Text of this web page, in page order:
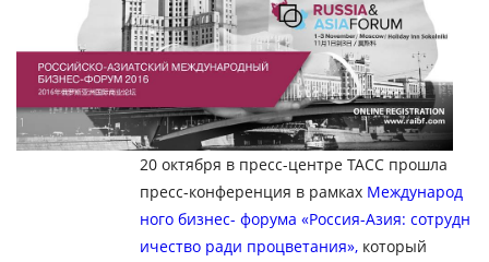
20 октября в пресс-центре ТАСС прошла
пресс-конференция в рамках Международ
ного бизнес- форума «Россия-Азия: сотрудн
ичество ради процветания», который